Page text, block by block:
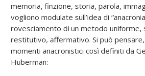
memoria, finzione, storia, parola,
vogliono modulate sull’idea di
rovesciamento di un metodo uniforme,
restitutivo, affermativo. Si può
momenti anacronistici così definiti da
Huberman: